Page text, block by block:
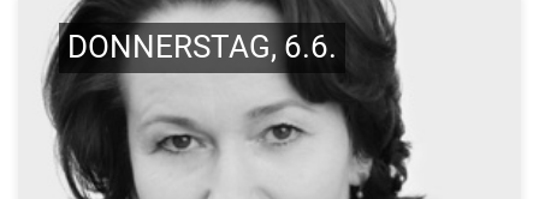
DONNERSTAG, 6.6.